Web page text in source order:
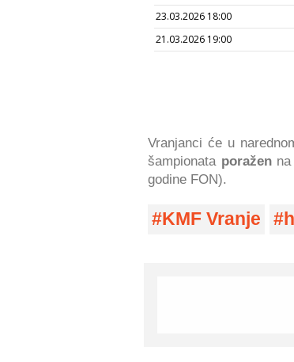
Vranjanci će u
šampionata poraženna
godine FON).
KMF Vranje